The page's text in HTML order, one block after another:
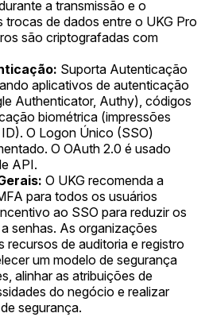
a transmissão e o
trocas de dados entre o UKG Pro
são criptografadas com
Suporta Autenticação
aplicativos de autenticação
Authenticator, Authy), códigos
biométrica (impressões
O Logon Único (SSO)
O OAuth 2.0 é usado
API.
O UKG recomenda a
para todos os usuários
ao SSO para reduzir os
senhas. As organizações
recursos de auditoria e registro
um modelo de segurança
alinhar as atribuições de
do negócio e realizar
segurança.